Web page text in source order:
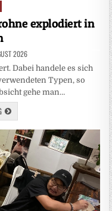
explodiert in
2026
Dabei handele es sich
Typen, so
gehe man…